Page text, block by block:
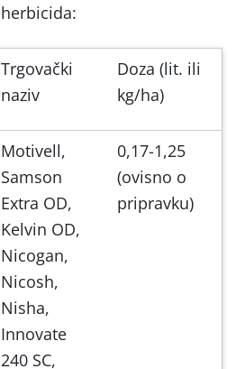
herbicida:
Trgovački
naziv
Doza (lit. ili
kg/ha)
Motivell,
Samson
Extra OD,
Kelvin OD,
Nicogan,
Nicosh,
Nisha,
Innovate
240 SC,
0,17-1,25
(ovisno o
pripravku)